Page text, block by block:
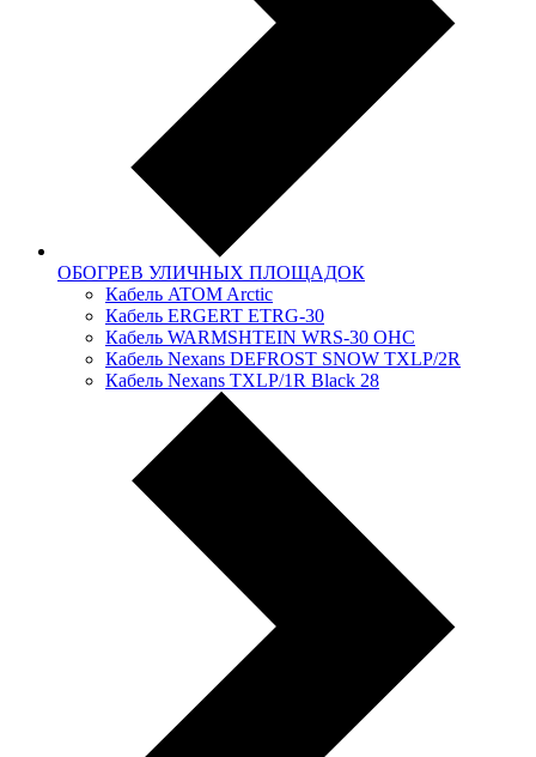
ОБОГРЕВ УЛИЧНЫХ ПЛОЩАДОК
Кабель ATOM Arctic
Кабель ERGERT ETRG-30
Кабель WARMSHTEIN WRS-30 OHC
Кабель Nexans DЕFRОSТ SNOW TXLР/2R
Кабель Nexans TXLP/1R Black 28